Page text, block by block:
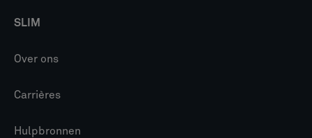
SLIM
Over ons
Carrières
Hulpbronnen